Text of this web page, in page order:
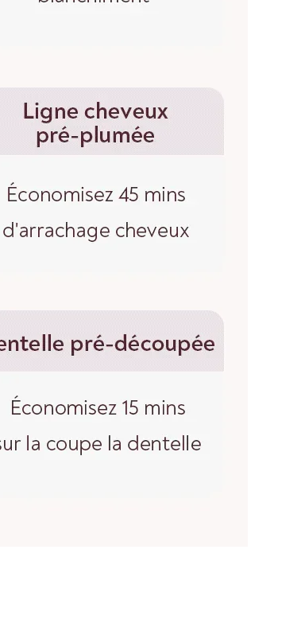
de gros si vous nous contactez pour une
perruque droite, partez du centre du bonnet